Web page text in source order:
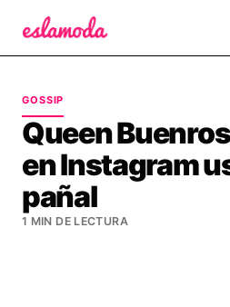
GOSSIP
Queen
en Instagram
pañal
1 MIN DE LECTURA